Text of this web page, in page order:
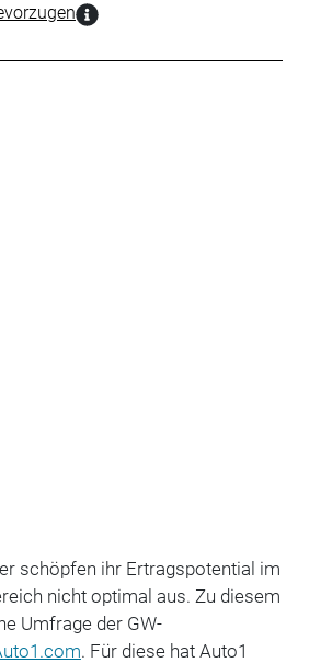
schöpfen ihr Ertragspotential im
nicht optimal aus. Zu diesem
Umfrage der GW-
. Für diese hat Auto1